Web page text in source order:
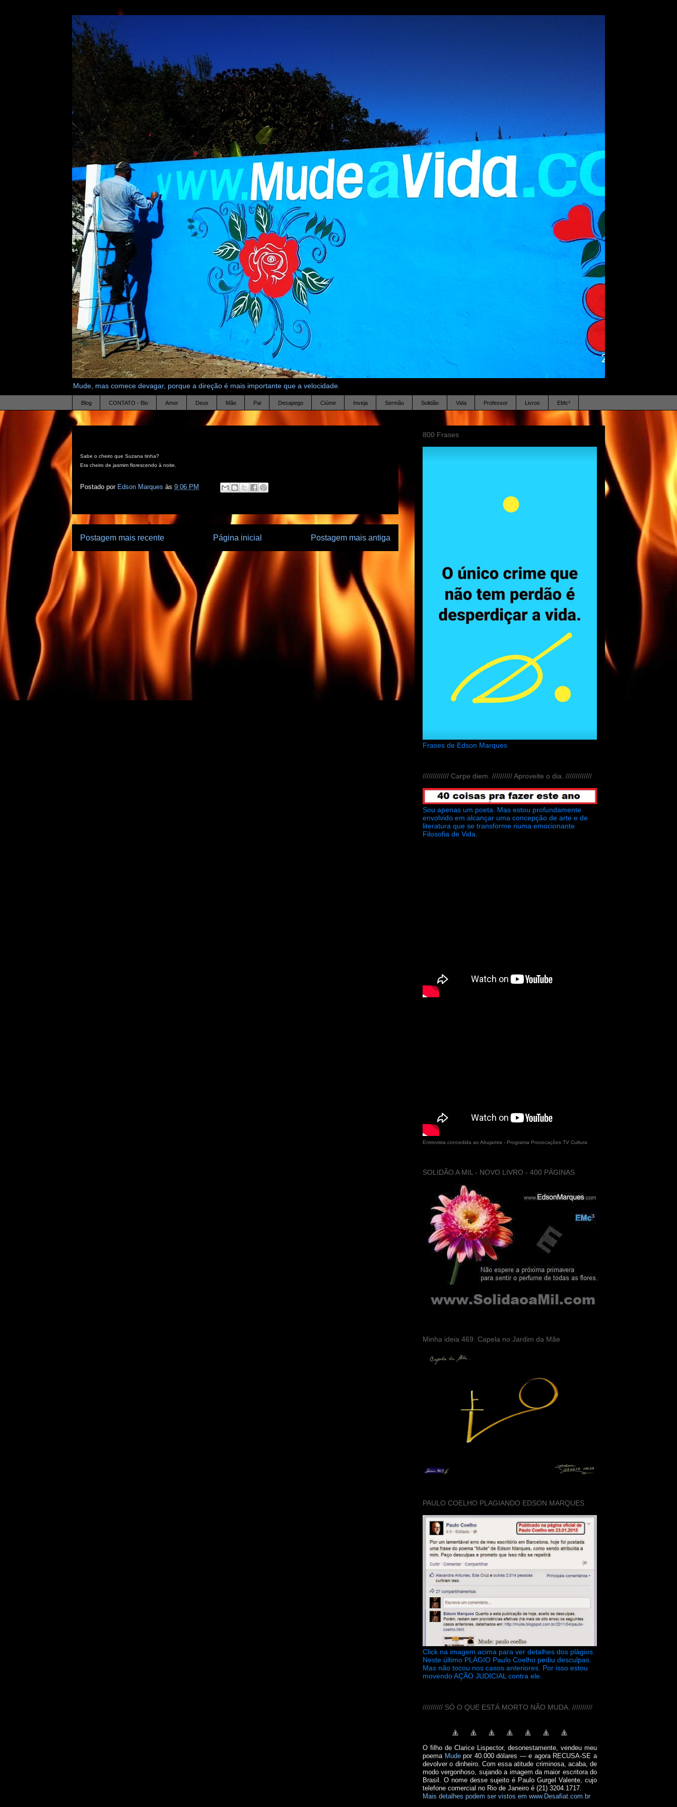
Mude, mas comece devagar, porque a direção é mais importante que a velocidade.
Blog CONTATO - Bio Amor Deus Mãe Pai Desapego Ciúme Inveja Sermão Solidão Vida Professor Livros EMc³
Sabe o cheiro que Suzana tinha?
Era cheiro de jasmim florescendo à noite.
Postado por Edson Marques às 9:06 PM
Postagem mais recente Postagem mais antiga
Página inicial
800 Frases
Frases de Edson Marques
///////////// Carpe diem. ////////// Aproveite o dia. /////////////
Sou apenas um poeta. Mas estou profundamente
envolvido em alcançar uma concepção de arte e de
literatura que se transforme numa emocionante
Filosofia de Vida.
Entrevista concedida ao Abujamra - Programa Provocações TV Cultura
SOLIDÃO A MIL - NOVO LIVRO - 400 PÁGINAS
Minha ideia 469. Capela no Jardim da Mãe
PAULO COELHO PLAGIANDO EDSON MARQUES
Click na imagem acima para ver detalhes dos plágios.
Neste último PLÁGIO Paulo Coelho pediu desculpas.
Mas não tocou nos casos anteriores. Por isso estou
movendo AÇÃO JUDICIAL contra ele.
////////// SÓ O QUE ESTÁ MORTO NÃO MUDA. //////////
O filho de Clarice Lispector, desonestamente, vendeu meu
poema Mudepor 40.000 dólares — e agora RECUSA-SE a
devolver o dinheiro. Com essa atitude criminosa, acaba, de
modo vergonhoso, sujando a imagem da maior escritora do
Brasil. O nome desse sujeito é Paulo Gurgel Valente, cujo
telefone comercial no Rio de Janeiro é (21) 3204.1717.
Mais detalhes podem ser vistos em www.Desafiat.com.br